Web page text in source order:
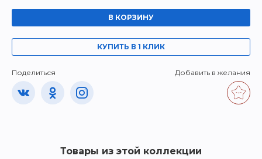
В КОРЗИНУ
КУПИТЬ В 1 КЛИК
Поделиться Добавить в желания
Товары из этой коллекции